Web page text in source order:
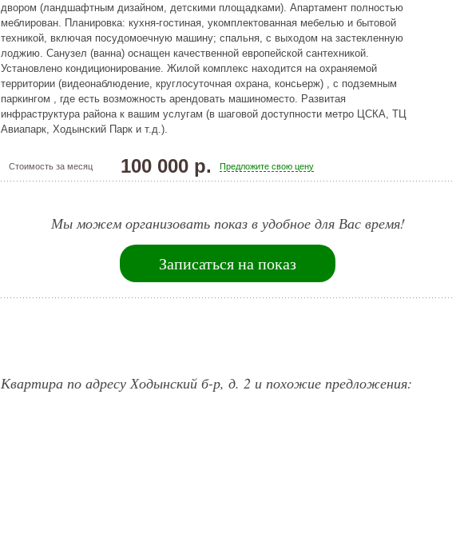
двором (ландшафтным дизайном, детскими площадками). Апартамент полностью
меблирован. Планировка: кухня-гостиная, укомплектованная мебелью и бытовой
техникой, включая посудомоечную машину; спальня, с выходом на застекленную
лоджию. Санузел (ванна) оснащен качественной европейской сантехникой.
Установлено кондиционирование. Жилой комплекс находится на охраняемой
территории (видеонаблюдение, круглосуточная охрана, консьерж) , с подземным
паркингом , где есть возможность арендовать машиноместо. Развитая
инфраструктура района к вашим услугам (в шаговой доступности метро ЦСКА, ТЦ
Авиапарк, Ходынский Парк и т.д.).
Стоимость за месяц 100 000 р. Предложите свою цену
Мы можем организовать показ в удобное для Вас время!
Записаться на показ
Квартира по адресу Ходынский б-р, д. 2 и похожие предложения: